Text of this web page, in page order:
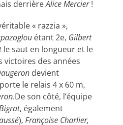
derrièreAlice Mercier!
« razzia »,
étant 2e, Gilbert
le saut en longueur et le
des années
devient
le relais 4 x 60 m,
.De son côté, l’équipe
, également
), Françoise Charlier,